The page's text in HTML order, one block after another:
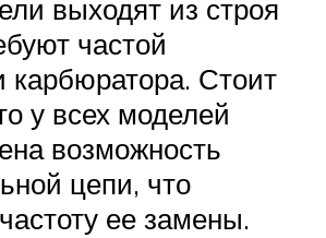
выходят из строя
частой
карбюратора. Стоит
у всех моделей
возможность
цепи, что
ее замены.